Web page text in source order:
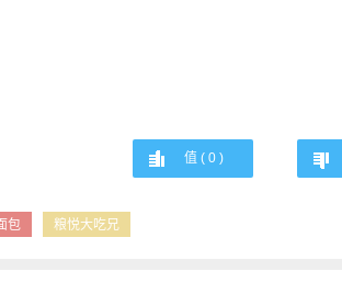
值 ( 0 )
包 粮悦大吃兄